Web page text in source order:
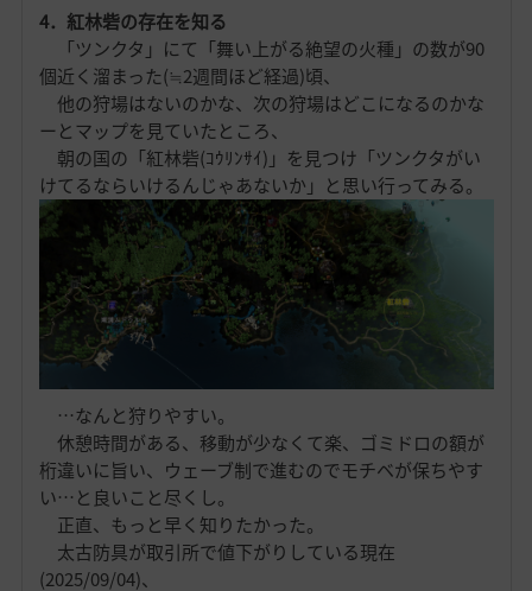
4．紅林砦の存在を知る
「ツンクタ」にて「舞い上がる絶望の火種」の数が90
個近く溜まった(≒2週間ほど経過)頃、
他の狩場はないのかな、次の狩場はどこになるのかな
ーとマップを見ていたところ、
朝の国の「紅林砦(ｺｳﾘﾝｻｲ)」を見つけ「ツンクタがい
けてるならいけるんじゃあないか」と思い行ってみる。
…なんと狩りやすい。
休憩時間がある、移動が少なくて楽、ゴミドロの額が
桁違いに旨い、ウェーブ制で進むのでモチベが保ちやす
い…と良いこと尽くし。
正直、もっと早く知りたかった。
太古防具が取引所で値下がりしている現在
(2025/09/04)、